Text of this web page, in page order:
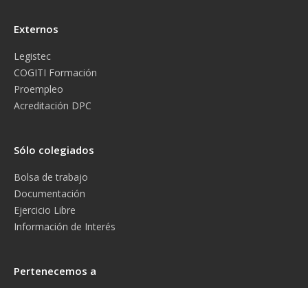
Externos
Legistec
COGITI Formación
Proempleo
Acreditación DPC
Sólo colegiados
Bolsa de trabajo
Documentación
Ejercicio Libre
Información de Interés
Pertenecemos a